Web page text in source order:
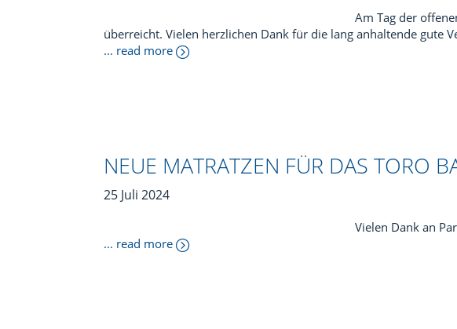
Am Tag der
überreicht. Vielen herzlichen Dank für die lang anhaltende gute
... read more
NEUE MATRATZEN FÜR DAS TORO
25 Juli 2024
Vielen Dank an
... read more